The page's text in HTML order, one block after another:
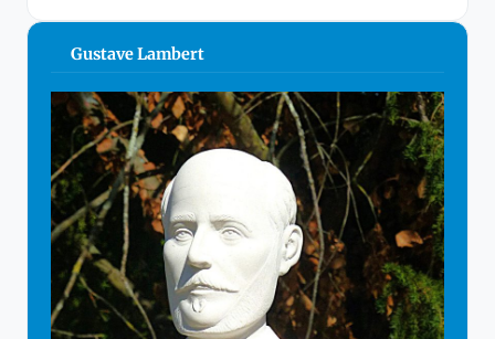
Gustave Lambert